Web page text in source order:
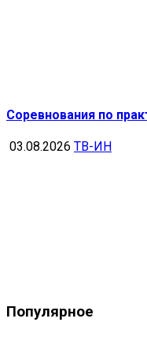
Соревнования по
03.08.2026 ТВ-ИН
Популярное